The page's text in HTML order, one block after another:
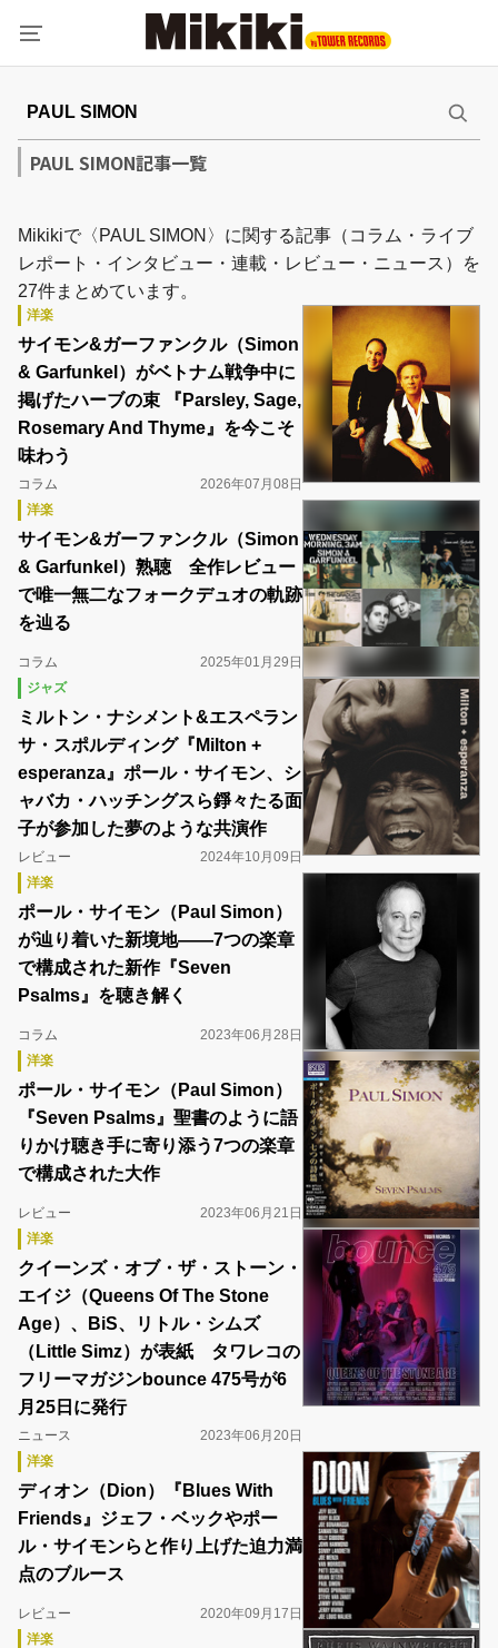
PAUL SIMON記事一覧
Mikikiで〈PAUL SIMON〉に関する記事（コラム・ライブ
レポート・インタビュー・連載・レビュー・ニュース）を
27件まとめています。
洋楽
サイモン&ガーファンクル（Simon
& Garfunkel）がベトナム戦争中に
掲げたハーブの束 『Parsley, Sage,
Rosemary And Thyme』を今こそ
味わう
コラム
2026年07月08日
洋楽
サイモン&ガーファンクル（Simon
& Garfunkel）熟聴 全作レビュー
で唯一無二なフォークデュオの軌跡
を辿る
コラム
2025年01月29日
ジャズ
ミルトン・ナシメント&エスペラン
サ・スポルディング『Milton +
esperanza』ポール・サイモン、シ
ャバカ・ハッチングスら錚々たる面
子が参加した夢のような共演作
レビュー
2024年10月09日
洋楽
ポール・サイモン（Paul Simon）
が辿り着いた新境地――7つの楽章
で構成された新作『Seven
Psalms』を聴き解く
コラム
2023年06月28日
洋楽
ポール・サイモン（Paul Simon）
『Seven Psalms』聖書のように語
りかけ聴き手に寄り添う7つの楽章
で構成された大作
レビュー
2023年06月21日
洋楽
クイーンズ・オブ・ザ・ストーン・
エイジ（Queens Of The Stone
Age）、BiS、リトル・シムズ
（Little Simz）が表紙 タワレコの
フリーマガジンbounce 475号が6
月25日に発行
ニュース
2023年06月20日
洋楽
ディオン（Dion）『Blues With
Friends』ジェフ・ベックやポー
ル・サイモンらと作り上げた迫力満
点のブルース
レビュー
2020年09月17日
洋楽